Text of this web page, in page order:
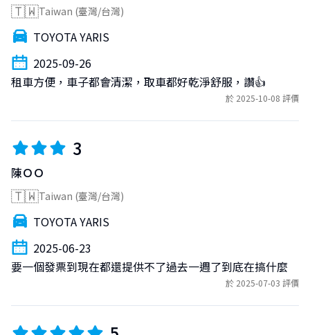
🇹🇼Taiwan (臺灣/台灣)
TOYOTA YARIS
2025-09-26
租車方便，車子都會清潔，取車都好乾淨舒服，讚👍
於 2025-10-08 評價
3
陳ＯＯ
🇹🇼Taiwan (臺灣/台灣)
TOYOTA YARIS
2025-06-23
要一個發票到現在都還提供不了過去一週了到底在搞什麼
於 2025-07-03 評價